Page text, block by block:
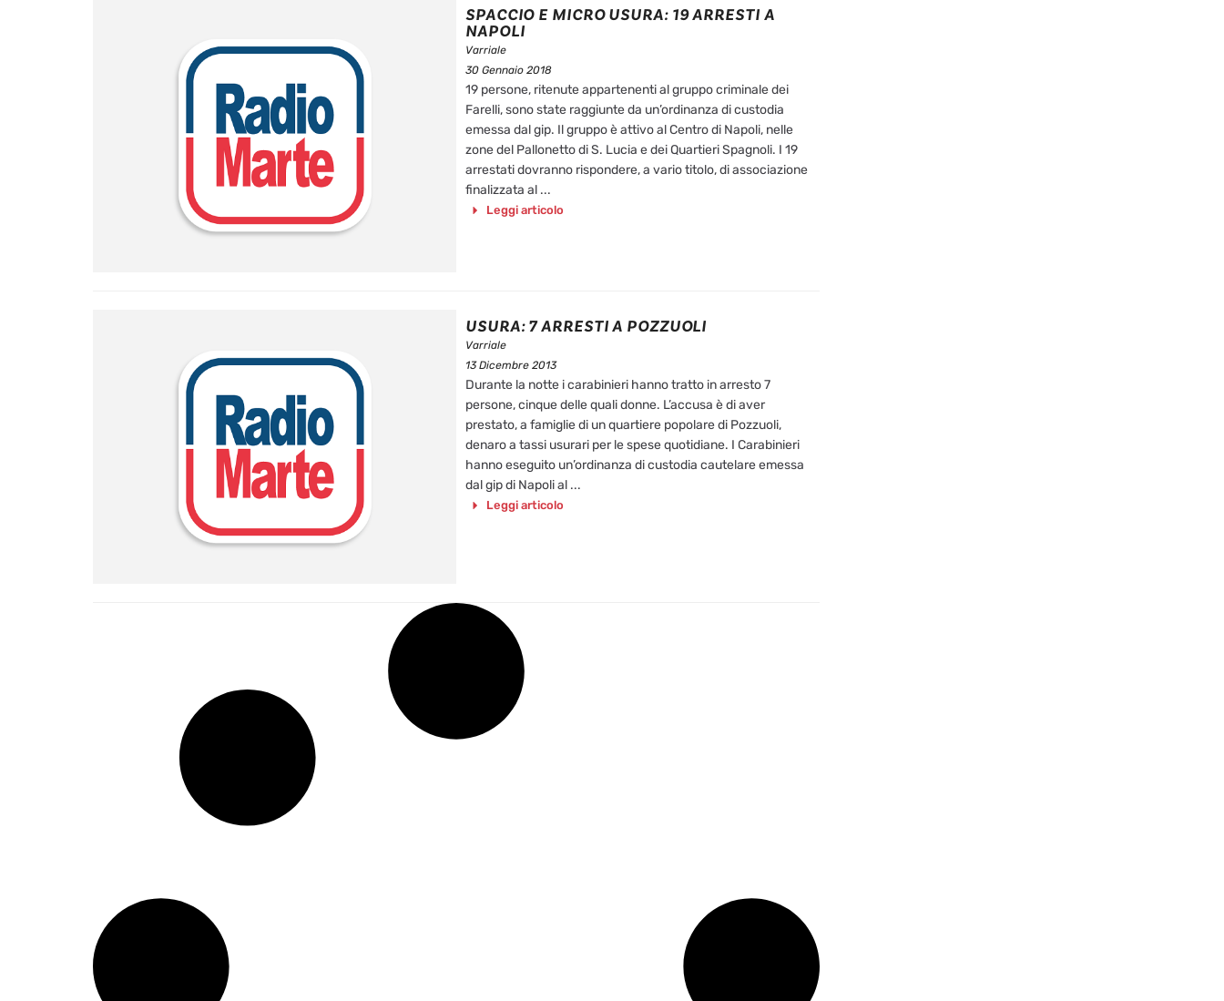
SPACCIO E MICRO USURA: 19 ARRESTI A
NAPOLI
Varriale
30 Gennaio 2018
19 persone, ritenute appartenenti al gruppo criminale dei
Farelli, sono state raggiunte da un’ordinanza di custodia
emessa dal gip. Il gruppo è attivo al Centro di Napoli, nelle
zone del Pallonetto di S. Lucia e dei Quartieri Spagnoli. I 19
arrestati dovranno rispondere, a vario titolo, di associazione
finalizzata al ...
Leggi articolo
USURA: 7 ARRESTI A POZZUOLI
Varriale
13 Dicembre 2013
Durante la notte i carabinieri hanno tratto in arresto 7
persone, cinque delle quali donne. L’accusa è di aver
prestato, a famiglie di un quartiere popolare di Pozzuoli,
denaro a tassi usurari per le spese quotidiane. I Carabinieri
hanno eseguito un’ordinanza di custodia cautelare emessa
dal gip di Napoli al ...
Leggi articolo